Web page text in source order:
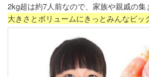
2kg超は約7人前なので、家族や親戚の集
大きさとボリュームにきっとみんなビッ